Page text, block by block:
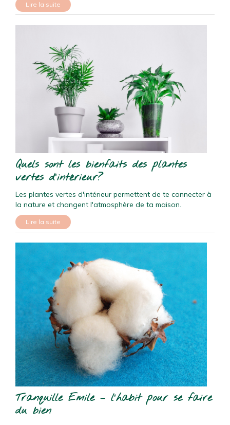
Lire la suite
Quels sont les bienfaits des plantes
vertes d'intérieur?
Les plantes vertes d'intérieur permettent de te connecter à
la nature et changent l'atmosphère de ta maison.
Lire la suite
Tranquille Emile – l’habit pour se faire
du bien